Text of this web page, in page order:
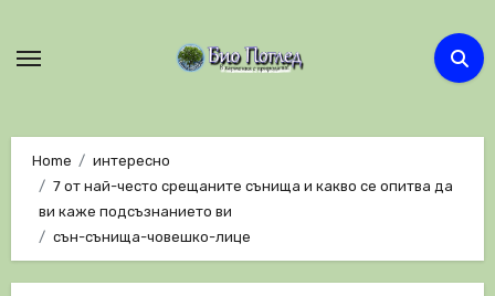
Home
интересно
7 от най-често срещаните сънища и какво се опитва да
ви каже подсъзнанието ви
сън-сънища-човешко-лице